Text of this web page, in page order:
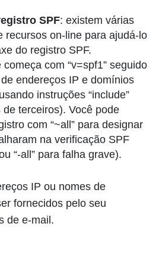
SPF: existem várias
recursos on-line para ajudá-lo
do registro SPF.
com “v=spf1” seguido
endereços IP e domínios
instruções “include”
de terceiros). Você pode
com “~all” para designar
na verificação SPF
“-all” para falha grave).
IP ou nomes de
fornecidos pelo seu
de e-mail.